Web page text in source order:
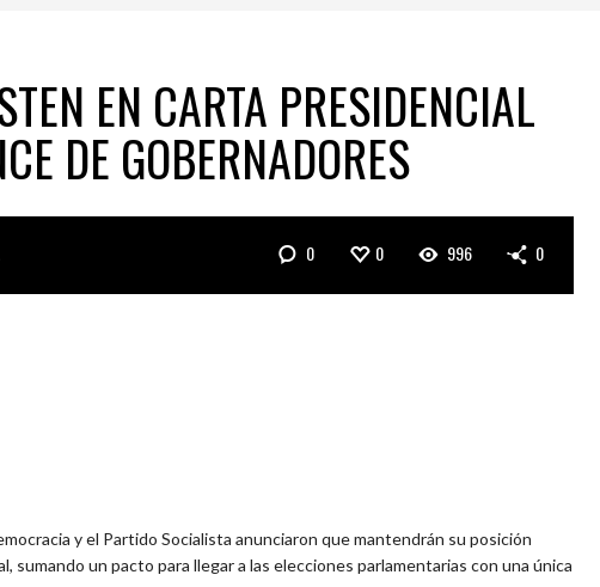
EN CARTA PRESIDENCIAL
DE GOBERNADORES
0 0 996 0
y el Partido Socialista anunciaron que mantendrán su posición
sumando un pacto para llegar a las elecciones parlamentarias con una única